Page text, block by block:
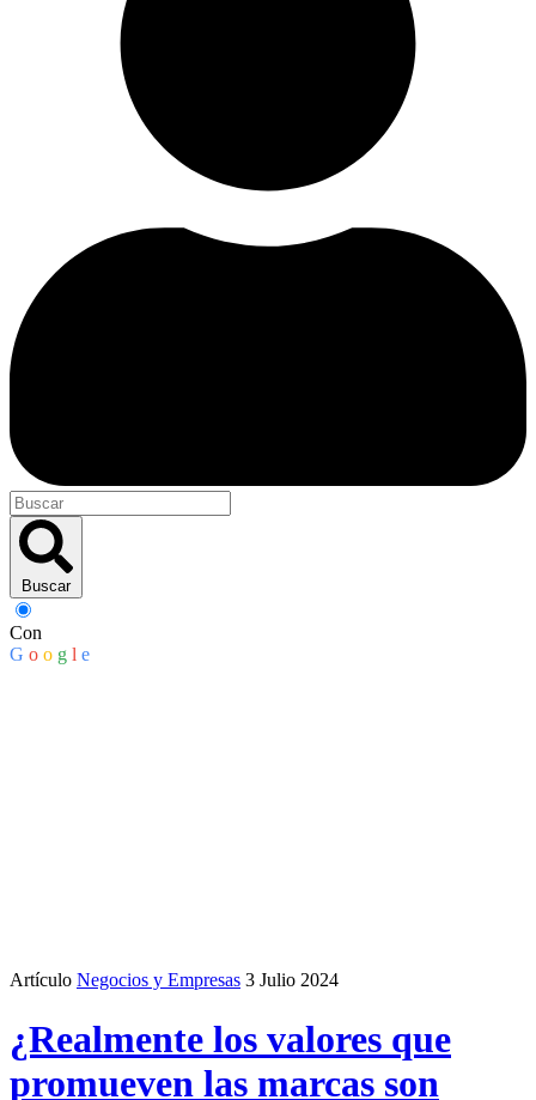
Buscar
Con
G o o g l e
Artículo Negocios y Empresas 3 Julio 2024
¿Realmente los valores que
promueven las marcas son